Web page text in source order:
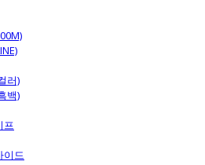
러)
백)
프
이드